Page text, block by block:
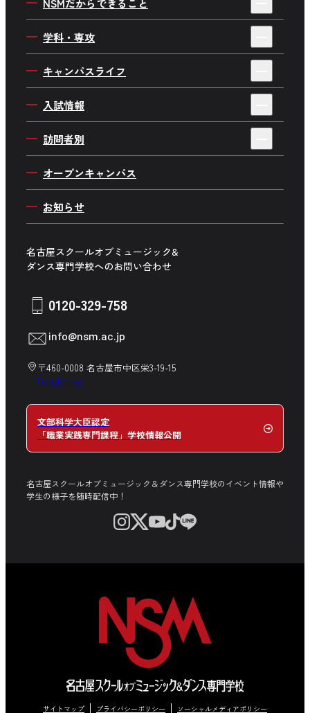
私たちの目指す人材育成
学校概要・情報公開
施設・設備紹介
アクセス
採用情報
デビューサポートシステム
就職サポート
デビューストーリー・就職実績
企業プロジェクト
Wメジャーカリキュラム
社会貢献プロジェクト
講師紹介
学科・専攻
ミュージシャンワールド
音楽制作ワールド
ダンスワールド
俳優・ 声優ワールド
音楽企画ワールド
キャンパスライフ
キャンパスイベント
在校生インタビュー
在校生のリアルを大調査
在校生の日常
キャンパス周辺マップ
入試情報
AO入学について
一般入学について
推薦入学について
社会人入学について
募集学科・専攻一覧
訪問者別
高校生の方へ
留学生の方へ
保護者の方へ
高校の先生方へ
企業の方へ
中学生の方へ
オープンキャンパス
お知らせ
名古屋スクールオブミュージック&
ダンス専門学校へのお問い合わせ
0120-329-758
info@nsm.ac.jp
〒460-0008 名古屋市中区栄3-19-15
Google map
文部科学大臣認定
「職業実践専門課程」学校情報公開
名古屋スクールオブミュージック＆ダンス専門学校のイベント情報や
学生の様子を随時配信中！
サイトマップ プライバシーポリシー ソーシャルメディアポリシー